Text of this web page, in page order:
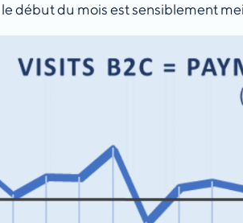
le début du mois est sensiblement